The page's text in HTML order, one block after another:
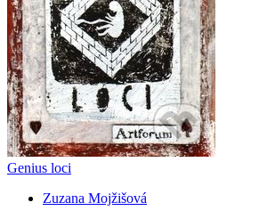
Genius loci
Zuzana Mojžišová